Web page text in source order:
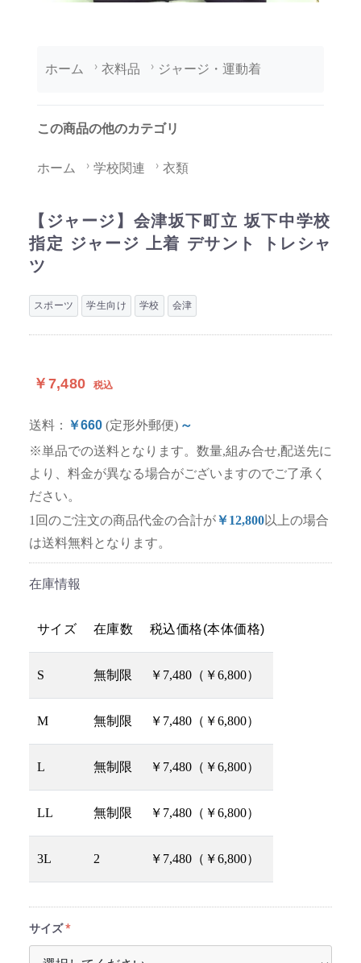
ホーム 衣料品 ジャージ・運動着
この商品の他のカテゴリ
ホーム 学校関連 衣類
【ジャージ】会津坂下町立 坂下中学校
指定 ジャージ 上着 デサント トレシャ
ツ
スポーツ 学生向け 学校 会津
￥7,480 税込
送料： ￥660 (定形外郵便) ～
※単品での送料となります。数量,組み合せ,配送先に
より、料金が異なる場合がございますのでご了承く
ださい。
1回のご注文の商品代金の合計が￥12,800以上の場合
は送料無料となります。
在庫情報
サイズ 在庫数 税込価格(本体価格)
S 無制限 ￥7,480（￥6,800）
M 無制限 ￥7,480（￥6,800）
L 無制限 ￥7,480（￥6,800）
LL 無制限 ￥7,480（￥6,800）
3L 2 ￥7,480（￥6,800）
サイズ